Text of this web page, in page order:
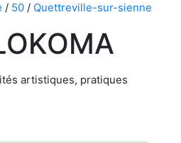
/ 50 / Quettreville-sur-sienne
artistiques, pratiques